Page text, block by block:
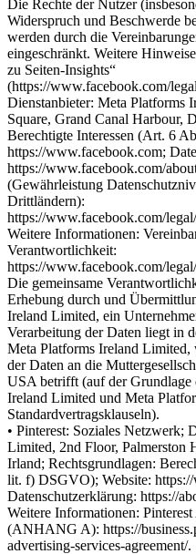
Die Rechte der Nutzer
Widerspruch und Beschwerde
werden durch die
eingeschränkt. Weitere
zu Seiten-Insights“
(https://www.facebook.com/
Dienstanbieter: Meta Platforms
Square, Grand Canal Harbour,
Berechtigte Interessen (Art. 6
https://www.facebook.com;
https://www.facebook.com/
(Gewährleistung
Drittländern):
https://www.facebook.com/
Weitere Informationen:
Verantwortlichkeit:
https://www.facebook.com/
Die gemeinsame
Erhebung durch und
Ireland Limited, ein
Verarbeitung der Daten liegt in
Meta Platforms Ireland Limited,
der Daten an die
USA betrifft (auf der Grundlage
Ireland Limited und Meta
Standardvertragsklauseln).
• Pinterest: Soziales Netzwerk;
Limited, 2nd Floor, Palmerston
Irland; Rechtsgrundlagen:
lit. f) DSGVO); Website:
Datenschutzerklärung: https://
Weitere Informationen:
(ANHANG A): https://
advertising-services-agreement/.